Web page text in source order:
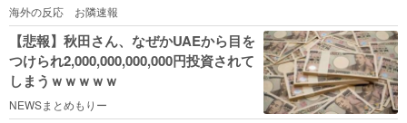
海外の反応 お隣速報
【悲報】秋田さん、なぜかUAEから目を
つけられ2,000,000,000,000円投資されて
しまうｗｗｗｗｗ
NEWSまとめもりー